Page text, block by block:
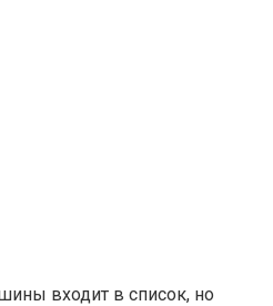
входит в список, но